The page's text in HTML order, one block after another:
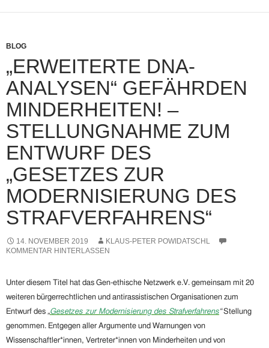
BLOG
„ERWEITERTE DNA-
ANALYSEN“ GEFÄHRDEN
MINDERHEITEN! –
STELLUNGNAHME ZUM
ENTWURF DES
„GESETZES ZUR
MODERNISIERUNG DES
STRAFVERFAHRENS“
14. NOVEMBER 2019
KLAUS-PETER POWIDATSCHL
KOMMENTAR HINTERLASSEN
Unter diesem Titel hat das Gen-ethische Netzwerk e.V. gemeinsam mit 20
weiteren bürgerrechtlichen und antirassistischen Organisationen zum
Entwurf des „Gesetzes zur Modernisierung des Strafverfahrens“Stellung
genommen. Entgegen aller Argumente und Warnungen von
Wissenschaftler*innen, Vertreter*innen von Minderheiten und von